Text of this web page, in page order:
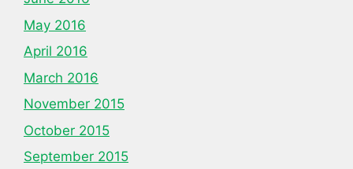
May 2016
April 2016
March 2016
November 2015
October 2015
September 2015